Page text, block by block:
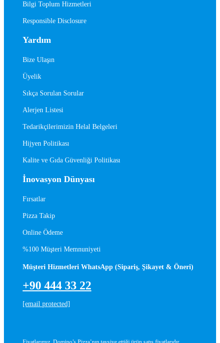
Bilgi Toplum Hizmetleri
Responsible Disclosure
Yardım
Bize Ulaşın
Üyelik
Sıkça Sorulan Sorular
Alerjen Listesi
Tedarikçilerimizin Helal Belgeleri
Hijyen Politikası
Kalite ve Gıda Güvenliği Politikası
İnovasyon Dünyası
Fırsatlar
Pizza Takip
Online Ödeme
%100 Müşteri Memnuniyeti
Müşteri Hizmetleri WhatsApp (Sipariş, Şikayet & Öneri)
+90 444 33 22
[email protected]